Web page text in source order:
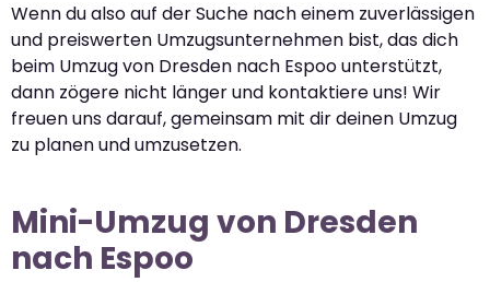
Wenn du also auf der Suche nach einem zuverlässigen
und preiswerten Umzugsunternehmen bist, das dich
beim Umzug von Dresden nach Espoo unterstützt,
dann zögere nicht länger und kontaktiere uns! Wir
freuen uns darauf, gemeinsam mit dir deinen Umzug
zu planen und umzusetzen.
Mini-Umzug von Dresden
nach Espoo